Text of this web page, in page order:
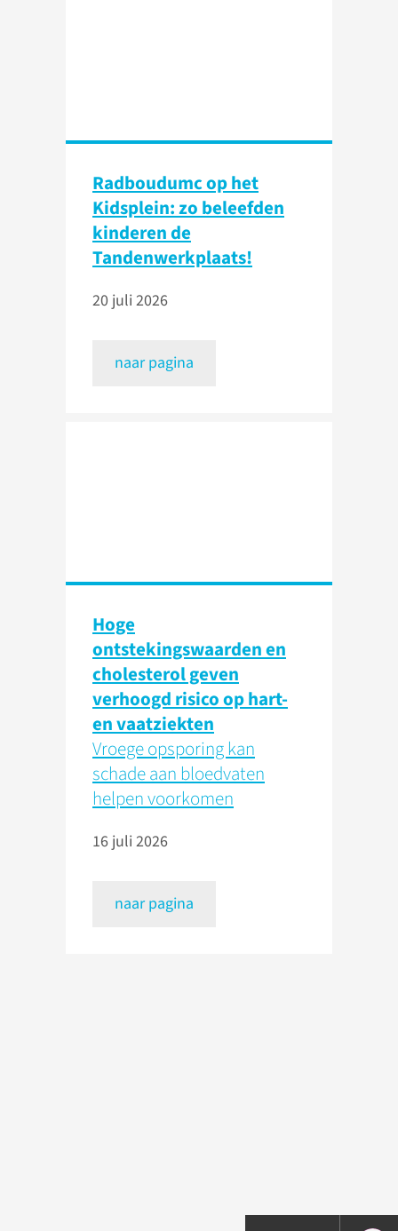
Radboudumc op het
Kidsplein: zo beleefden
kinderen de
Tandenwerkplaats!
20 juli 2026
naar pagina
Hoge
ontstekingswaarden en
cholesterol geven
verhoogd risico op hart-
en vaatziekten
Vroege opsporing kan
schade aan bloedvaten
helpen voorkomen
16 juli 2026
naar pagina